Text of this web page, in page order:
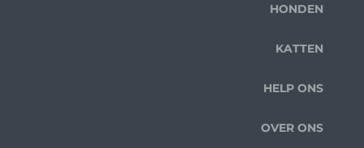
HONDEN
KATTEN
HELP ONS
OVER ONS